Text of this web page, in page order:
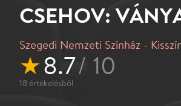
CSEHOV:
Szegedi Nemzeti Színház -
★8.7/ 10
18 értékelésből